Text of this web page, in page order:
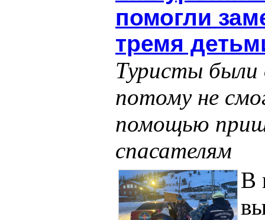
помогли
тремя
Туристы были
потому не
помощью
спасателям
В